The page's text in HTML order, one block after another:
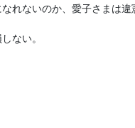
れないのか、愛子さまは
ない。